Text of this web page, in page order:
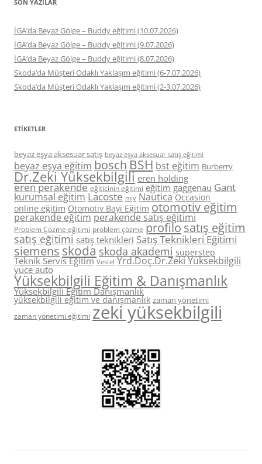
SON YAZILAR
İGA’da Beyaz Gölge – Buddy eğitimi (10.07.2026)
İGA’da Beyaz Gölge – Buddy eğitimi (9.07.2026)
İGA’da Beyaz Gölge – Buddy eğitimi (8.07.2026)
Skoda’da Müşteri Odaklı Yaklaşım eğitimi (6-7.07.2026)
Skoda’da Müşteri Odaklı Yaklaşım eğitimi (2-3.07.2026)
ETIKETLER
beyaz eşya aksesuar satış beyaz eşya aksesuar satış eğitimi
beyaz eşya eğitim boschBSH bst eğitim Burberry
Dr.Zeki Yüksekbilgili eren holding
eren perakende eğiticinin eğitimi eğitim gaggenau Gant
kurumsal eğitim Lacoste miy Nautica Occasion
online eğitim Otomotiv Bayi Eğitim otomotiv eğitim
perakende eğitim perakende satış eğitimi
Problem Çözme eğitimi problem çözme profilo satış eğitim
satış eğitimi satış teknikleri Satış Teknikleri Eğitimi
siemens skoda skoda akademi superstep
Teknik Servis Eğitim Vestel Yrd.Doç.Dr.Zeki Yüksekbilgili
yüce auto
Yüksekbilgili Eğitim & Danışmanlık
Yüksekbilgili Eğitim Danışmanlık
yüksekbilgili eğitim ve danışmanlık zaman yönetimi
zaman yönetimi eğitimi zeki yüksekbilgili